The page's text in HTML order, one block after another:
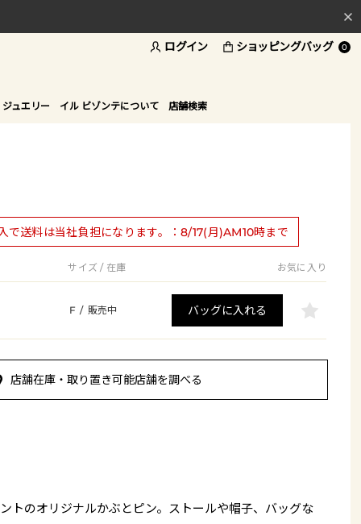
ログイン ショッピングバッグ 0
ュエリー イル ビゾンテについて 店舗検索
で送料は当社負担になります。：8/17(月)AM10時まで
サイズ / 在庫 お気に入り
F / 販売中 バッグに入れる
店舗在庫・取り置き可能店舗を調べる
トのオリジナルかぶとピン。ストールや帽子、バッグな